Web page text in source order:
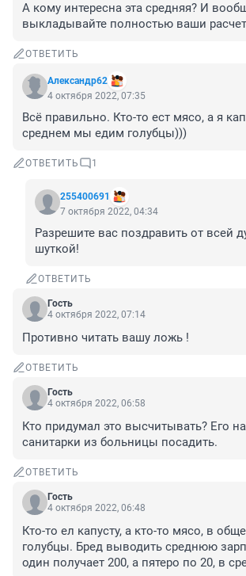
А кому интересна эта средняя? И
выкладывайте полностью ваши
ОТВЕТИТЬ
Александр62
4 октября 2022, 07:35
Всё правильно. Кто-то ест мясо, а я
среднем мы едим голубцы)))
ОТВЕТИТЬ 1
255400691
7 октября 2022, 04:34
Разрешите вас поздравить от всей
шуткой!
ОТВЕТИТЬ
Гость
4 октября 2022, 07:14
Противно читать вашу ложь !
ОТВЕТИТЬ
Гость
4 октября 2022, 06:58
Кто придумал это высчитывать? Его
санитарки из больницы посадить.
ОТВЕТИТЬ
Гость
4 октября 2022, 06:48
Кто-то ел капусту, а кто-то мясо, в
голубцы. Бред выводить среднюю
один получает 200, а пятеро по 20, в